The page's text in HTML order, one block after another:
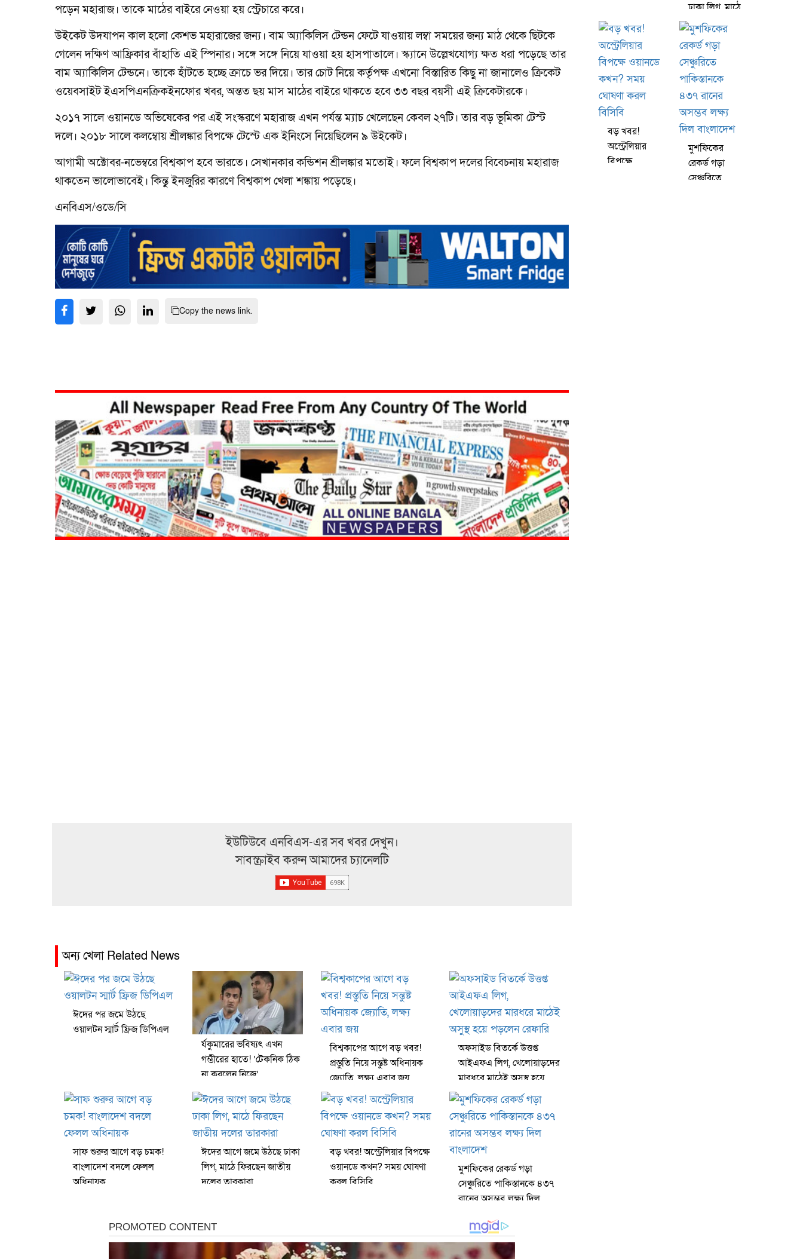
পড়েন মহারাজ। তাকে মাঠের বাইরে নেওয়া হয় স্ট্রেচারে করে।
উইকেট উদযাপন কাল হলো কেশভ মহারাজের জন্য। বাম অ্যাকিলিস টেন্ডন ফেটে যাওয়ায় লম্বা সময়ের জন্য মাঠ থেকে ছিটকে
গেলেন দক্ষিণ আফ্রিকার বাঁহাতি এই স্পিনার। সঙ্গে সঙ্গে নিয়ে যাওয়া হয় হাসপাতালে। স্ক্যানে উল্লেখযোগ্য ক্ষত ধরা পড়েছে তার
বাম অ্যাকিলিস টেন্ডনে। তাকে হাঁটতে হচ্ছে ক্রাচে ভর দিয়ে। তার চোট নিয়ে কর্তৃপক্ষ এখনো বিস্তারিত কিছু না জানালেও ক্রিকেট
ওয়েবসাইট ইএসপিএনক্রিকইনফোর খবর, অন্তত ছয় মাস মাঠের বাইরে থাকতে হবে ৩৩ বছর বয়সী এই ক্রিকেটারকে।
২০১৭ সালে ওয়ানডে অভিষেকের পর এই সংস্করণে মহারাজ এখন পর্যন্ত ম্যাচ খেলেছেন কেবল ২৭টি। তার বড় ভূমিকা টেস্ট
দলে। ২০১৮ সালে কলম্বোয় শ্রীলঙ্কার বিপক্ষে টেস্টে এক ইনিংসে নিয়েছিলেন ৯ উইকেট।
আগামী অক্টোবর-নভেম্বরে বিশ্বকাপ হবে ভারতে। সেখানকার কন্ডিশন শ্রীলঙ্কার মতোই। ফলে বিশ্বকাপ দলের বিবেচনায় মহারাজ
থাকতেন ভালোভাবেই। কিন্তু ইনজুরির কারণে বিশ্বকাপ খেলা শঙ্কায় পড়েছে।
এনবিএস/ওডে/সি
Copy the news link.
ইউটিউবে এনবিএস-এর সব খবর দেখুন।
সাবস্ক্রাইব করুন আমাদের চ্যানেলটি
অন্য খেলা Related News
ঈদের পর জমে উঠছে
ওয়ালটন স্মার্ট ফ্রিজ ডিপিএল
র্যকুমারের ভবিষ্যৎ এখন
গম্ভীরের হাতে! ‘টেকনিক ঠিক
না করলেন নিজে’
বিশ্বকাপের আগে বড় খবর!
প্রস্তুতি নিয়ে সন্তুষ্ট অধিনায়ক
জ্যোতি, লক্ষ্য এবার জয়
অফসাইড বিতর্কে উত্তপ্ত
আইএফএ লিগ, খেলোয়াড়দের
মারধরে মাঠেই অসুস্থ হয়ে
পড়লেন রেফারি
সাফ শুরুর আগে বড় চমক!
বাংলাদেশ বদলে ফেলল
অধিনায়ক
ঈদের আগে জমে উঠছে ঢাকা
লিগ, মাঠে ফিরছেন জাতীয়
দলের তারকারা
বড় খবর! অস্ট্রেলিয়ার বিপক্ষে
ওয়ানডে কখন? সময় ঘোষণা
করল বিসিবি
মুশফিকের রেকর্ড গড়া
সেঞ্চুরিতে পাকিস্তানকে ৪৩৭
রানের অসম্ভব লক্ষ্য দিল
ঢাকা লিগ, মাঠে
ফিরছেন জাতীয়
দলের তারকারা
বড় খবর!
অস্ট্রেলিয়ার
বিপক্ষে
মুশফিকের
রেকর্ড গড়া
সেঞ্চুরিতে